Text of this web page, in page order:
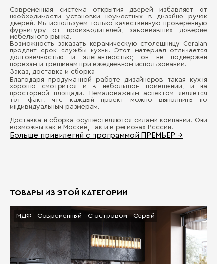
Современная система открытия дверей избавляет от
необходимости установки неуместных в дизайне ручек
дверей. Мы используем только качественную проверенную
фурнитуру от производителей, завоевавших доверие
мебельного рынка.
Возможность заказать керамическую столешницу Ceralan
продлит срок службы кухни. Этот материал отличается
долговечностью и элегантностью; он не подвержен
порезам и трещинам при ежедневном использовании.
Заказ, доставка и сборка
Благодаря продуманной работе дизайнеров такая кухня
хорошо смотрится и в небольшом помещении, и на
просторной площади. Немаловажным аспектом является
тот факт, что каждый проект можно выполнить по
индивидуальным размерам.
Доставка и сборка осуществляются силами компании. Они
возможны как в Москве, так и в регионах России.
Больше привилегий с программой ПРЕМЬЕР →
ТОВАРЫ ИЗ ЭТОЙ КАТЕГОРИИ
МДФ Современный С островом Серый